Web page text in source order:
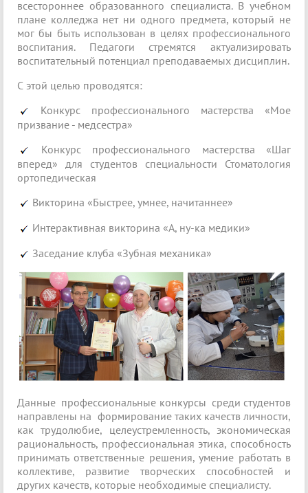
всестороннее образованного специалиста. В учебном
плане колледжа нет ни одного предмета, который не
мог бы быть использован в целях профессионального
воспитания. Педагоги стремятся актуализировать
воспитательный потенциал преподаваемых дисциплин.
С этой целью проводятся:
Конкурс профессионального мастерства «Мое
призвание - медсестра»
Конкурс профессионального мастерства «Шаг
вперед» для студентов специальности Стоматология
ортопедическая
Викторина «Быстрее, умнее, начитаннее»
Интерактивная викторина «А, ну-ка медики»
Заседание клуба «Зубная механика»
Данные профессиональные конкурсы среди студентов
направлены на формирование таких качеств личности,
как трудолюбие, целеустремленность, экономическая
рациональность, профессиональная этика, способность
принимать ответственные решения, умение работать в
коллективе, развитие творческих способностей и
других качеств, которые необходимые специалисту.